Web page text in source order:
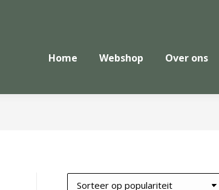
Home Webshop Over ons